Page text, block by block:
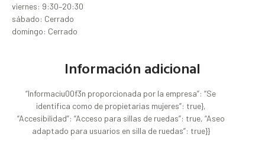
viernes: 9:30–20:30
sábado: Cerrado
domingo: Cerrado
Información adicional
“Informaciu00f3n proporcionada por la empresa”: “Se
identifica como de propietarias mujeres”: true},
“Accesibilidad”: “Acceso para sillas de ruedas”: true, “Aseo
adaptado para usuarios en silla de ruedas”: true}}